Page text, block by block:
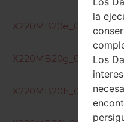
la
Los